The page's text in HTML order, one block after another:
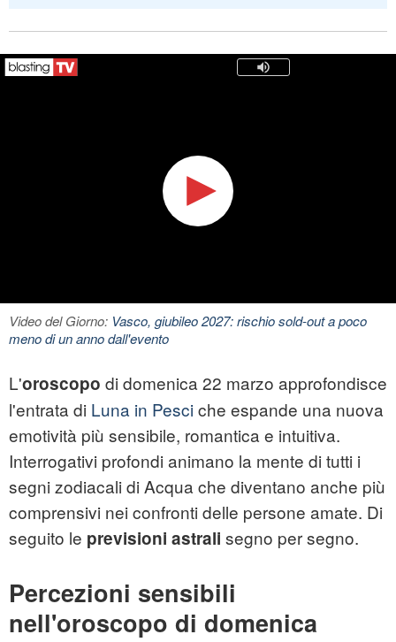
Video del Giorno: Vasco, giubileo 2027: rischio sold-out a poco
meno di un anno dall'evento
L'oroscopo di domenica 22 marzo approfondisce
l'entrata di Luna in Pesciche espande una nuova
emotività più sensibile, romantica e intuitiva.
Interrogativi profondi animano la mente di tutti i
segni zodiacali di Acqua che diventano anche più
comprensivi nei confronti delle persone amate. Di
seguito le previsioni astrali segno per segno.
Percezioni sensibili
nell'oroscopo di domenica